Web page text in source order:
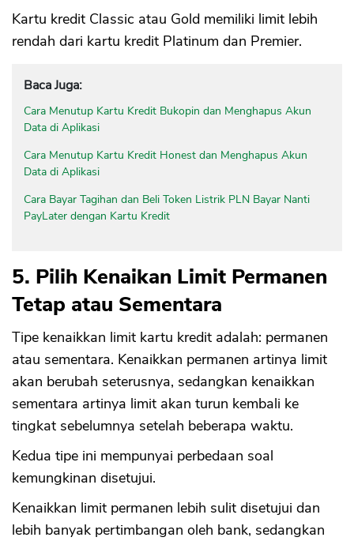
Kartu kredit Classic atau Gold memiliki limit lebih
rendah dari kartu kredit Platinum dan Premier.
Baca Juga:
Cara Menutup Kartu Kredit Bukopin dan Menghapus Akun
Data di Aplikasi
Cara Menutup Kartu Kredit Honest dan Menghapus Akun
Data di Aplikasi
Cara Bayar Tagihan dan Beli Token Listrik PLN Bayar Nanti
PayLater dengan Kartu Kredit
5. Pilih Kenaikan Limit Permanen
Tetap atau Sementara
Tipe kenaikkan limit kartu kredit adalah: permanen
atau sementara. Kenaikkan permanen artinya limit
akan berubah seterusnya, sedangkan kenaikkan
sementara artinya limit akan turun kembali ke
tingkat sebelumnya setelah beberapa waktu.
Kedua tipe ini mempunyai perbedaan soal
kemungkinan disetujui.
Kenaikkan limit permanen lebih sulit disetujui dan
lebih banyak pertimbangan oleh bank, sedangkan